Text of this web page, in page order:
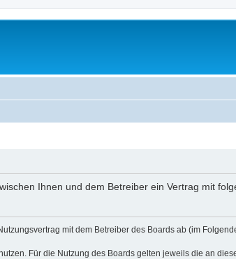
Ihnen und dem Betreiber ein Vertrag mit
mit dem Betreiber des Boards ab (im
Für die Nutzung des Boards gelten jeweils die an